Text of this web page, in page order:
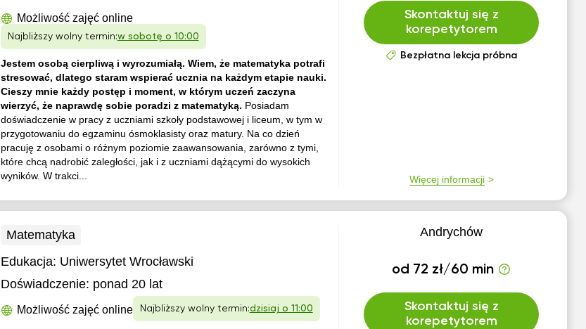
Możliwość zajęć online
Najbliższy wolny termin:w sobotę o 10:00
Jestem osobą cierpliwą i wyrozumiałą. Wiem, że matematyka potrafi
stresować, dlatego staram wspierać ucznia na każdym etapie nauki.
Cieszy mnie każdy postęp i moment, w którym uczeń zaczyna
wierzyć, że naprawdę sobie poradzi z matematyką. Posiadam
doświadczenie w pracy z uczniami szkoły podstawowej i liceum, w tym w
przygotowaniu do egzaminu ósmoklasisty oraz matury. Na co dzień
pracuję z osobami o różnym poziomie zaawansowania, zarówno z tymi,
które chcą nadrobić zaległości, jak i z uczniami dążącymi do wysokich
wyników. W trakci...
Skontaktuj się z
korepetytorem
Bezpłatna lekcja próbna
Więcej informacji
Matematyka
Edukacja: Uniwersytet Wrocławski
Doświadczenie: ponad 20 lat
Możliwość zajęć online Najbliższy wolny termin:dzisiaj o 11:00
Andrychów
od 72 zł/60 min
Skontaktuj się z
korepetytorem